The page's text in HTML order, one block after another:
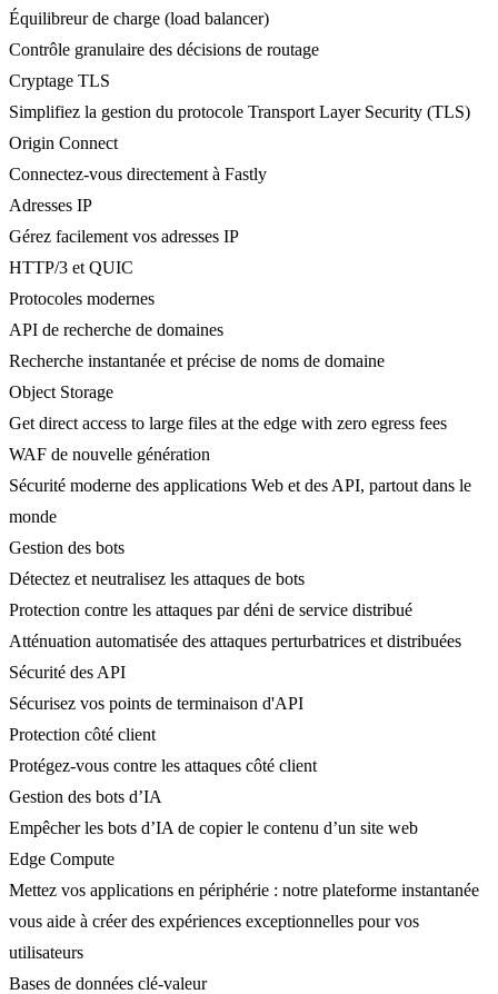
Équilibreur de charge (load balancer)
Contrôle granulaire des décisions de routage
Cryptage TLS
Simplifiez la gestion du protocole Transport Layer Security (TLS)
Origin Connect
Connectez-vous directement à Fastly
Adresses IP
Gérez facilement vos adresses IP
HTTP/3 et QUIC
Protocoles modernes
API de recherche de domaines
Recherche instantanée et précise de noms de domaine
Object Storage
Get direct access to large files at the edge with zero egress fees
WAF de nouvelle génération
Sécurité moderne des applications Web et des API, partout dans le
monde
Gestion des bots
Détectez et neutralisez les attaques de bots
Protection contre les attaques par déni de service distribué
Atténuation automatisée des attaques perturbatrices et distribuées
Sécurité des API
Sécurisez vos points de terminaison d'API
Protection côté client
Protégez-vous contre les attaques côté client
Gestion des bots d’IA
Empêcher les bots d’IA de copier le contenu d’un site web
Edge Compute
Mettez vos applications en périphérie : notre plateforme instantanée
vous aide à créer des expériences exceptionnelles pour vos
utilisateurs
Bases de données clé-valeur